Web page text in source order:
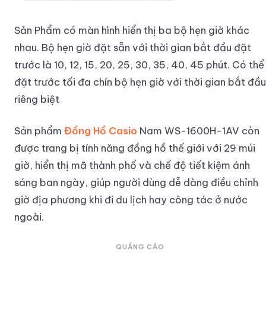
Sản Phẩm có màn hình hiển thị ba bộ hẹn giờ khác
nhau. Bộ hẹn giờ đặt sẵn với thời gian bắt đầu đặt
trước là 10, 12, 15, 20, 25, 30, 35, 40, 45 phút. Có thể
đặt trước tối đa chín bộ hẹn giờ với thời gian bắt đầu
riêng biệt
Sản phẩm Đồng Hồ Casio Nam WS-1600H-1AV còn
được trang bị tính năng đồng hồ thế giới với 29 múi
giờ, hiển thị mã thành phố và chế độ tiết kiệm ánh
sáng ban ngày, giúp người dùng dễ dàng điều chỉnh
giờ địa phương khi đi du lịch hay công tác ở nước
ngoài.
QUẢNG CÁO